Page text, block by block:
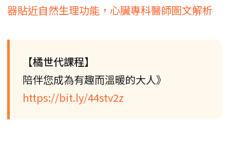
器貼近自然生理功能，心臟專科醫師圖文解析
【橘世代課程】
陪伴您成為有趣而溫暖的大人》
https://bit.ly/44stv2z